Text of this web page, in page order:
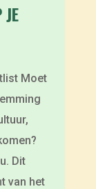
Moet
Dit
van het